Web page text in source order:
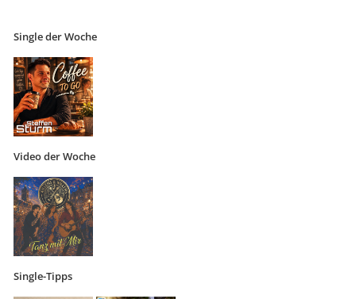
Single der Woche
Video der Woche
Single-Tipps